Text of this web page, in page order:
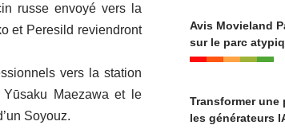
russe envoyé vers la
et Peresild reviendront
vers la station
Maezawa et le
Soyouz.
Avis Movieland
sur le parc
Transformer
les générateurs